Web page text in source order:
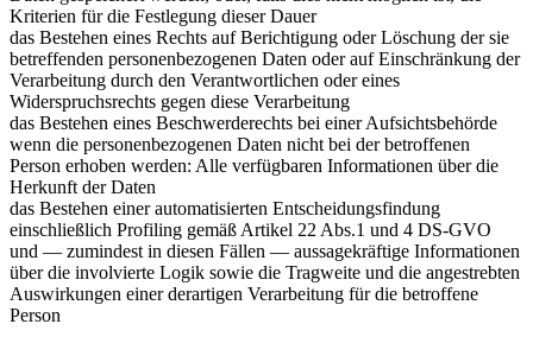
Kriterien für die Festlegung dieser Dauer
das Bestehen eines Rechts auf Berichtigung oder Löschung der sie
betreffenden personenbezogenen Daten oder auf Einschränkung der
Verarbeitung durch den Verantwortlichen oder eines
Widerspruchsrechts gegen diese Verarbeitung
das Bestehen eines Beschwerderechts bei einer Aufsichtsbehörde
wenn die personenbezogenen Daten nicht bei der betroffenen
Person erhoben werden: Alle verfügbaren Informationen über die
Herkunft der Daten
das Bestehen einer automatisierten Entscheidungsfindung
einschließlich Profiling gemäß Artikel 22 Abs.1 und 4 DS-GVO
und — zumindest in diesen Fällen — aussagekräftige Informationen
über die involvierte Logik sowie die Tragweite und die angestrebten
Auswirkungen einer derartigen Verarbeitung für die betroffene
Person